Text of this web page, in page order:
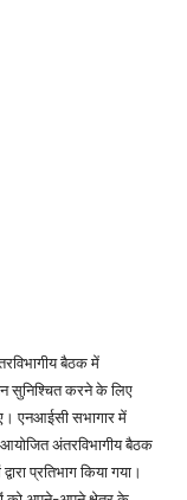
बैठक में
सुनिश्चित करने के लिए
एनआईसी सभागार में
आयोजित अंतरविभागीय बैठक
प्रतिभाग किया गया।